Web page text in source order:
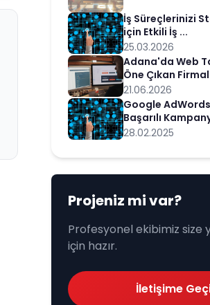
İş Süreçlerinizi
için Etkili İş ...
25.03.2026
Adana'da Web
Öne Çıkan
21.06.2026
Google
Başarılı
28.02.2025
Projeniz mi var?
Profesyonel ekibimiz size
için hazır.
İletişime